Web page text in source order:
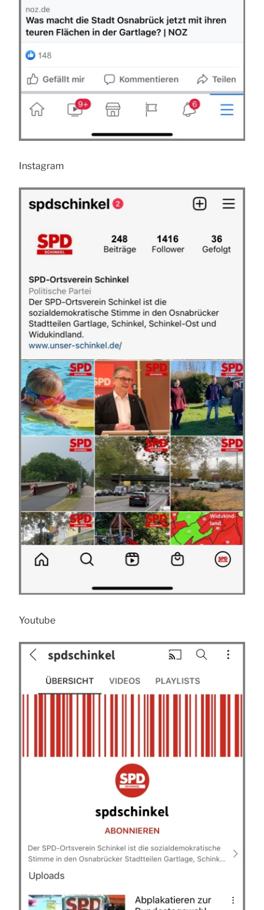
Instagram
Youtube